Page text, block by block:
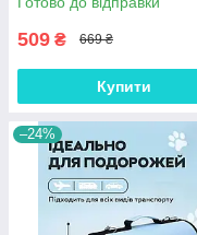
та жорстким дном
509 ₴ 669 ₴
Купити
–24%